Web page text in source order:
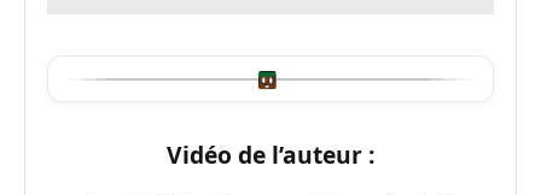
Vidéo de l’auteur :